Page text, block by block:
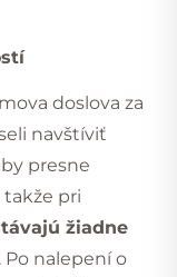
doslova za
navštíviť
presne
takže pri
žiadne
Po nalepení o